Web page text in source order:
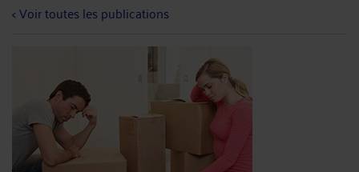
< Voir toutes les publications